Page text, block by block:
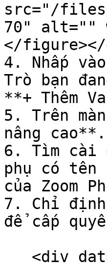
src="/files/
70" alt=""
</
4. Nhấp
Trò bạn
**+ Thêm
5. Trên
nâng cao**.
6. Tìm cài
phụ có tên
của Zoom
7. Chỉ
để cấp